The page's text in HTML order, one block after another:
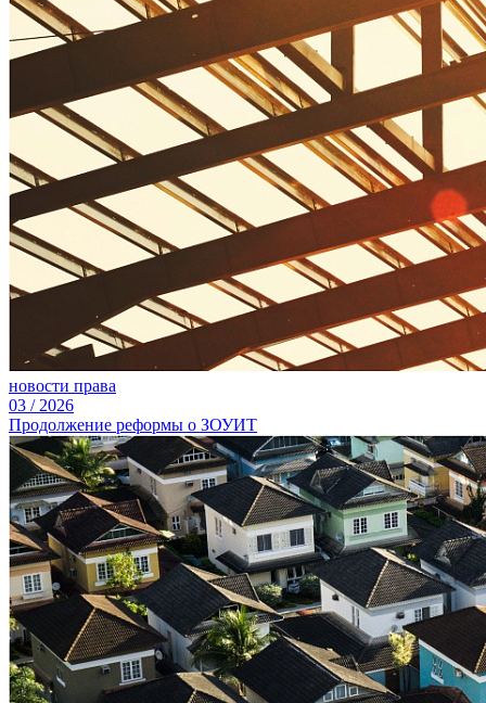
новости права
03 / 2026
Продолжение реформы о ЗОУИТ